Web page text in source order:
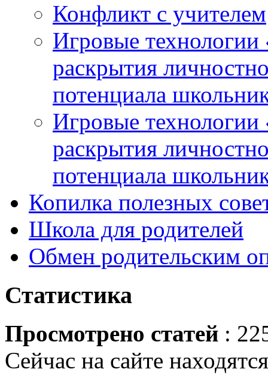
Конфликт с учителем
Игровые технологии
раскрытия
потенциала
Игровые технологии
раскрытия
потенциала
Копилка полезных
Школа для родителей
Обмен родительским
Статистика
Просмотрено статей :
Сейчас на сайте